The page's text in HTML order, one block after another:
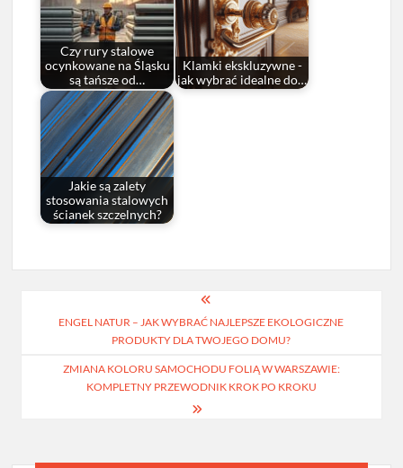
Czy rury stalowe
ocynkowane na Śląsku
są tańsze od…
Klamki ekskluzywne -
jak wybrać idealne do…
Jakie są zalety
stosowania stalowych
ścianek szczelnych?
wpisuENGEL NATUR – JAK WYBRAĆ NAJLEPSZE EKOLOGICZNE
PRODUKTY DLA TWOJEGO DOMU?
ZMIANA KOLORU SAMOCHODU FOLIĄ W WARSZAWIE:
KOMPLETNY PRZEWODNIK KROK PO KROKU